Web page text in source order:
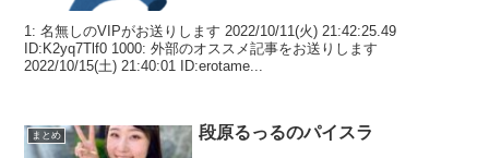
1: 名無しのVIPがお送りします 2022/10/11(火) 21:42:25.49
ID:K2yq7Tlf0 1000: 外部のオススメ記事をお送りします
2022/10/15(土) 21:40:01 ID:erotame...
まとめ 段原るっるのパイスラ